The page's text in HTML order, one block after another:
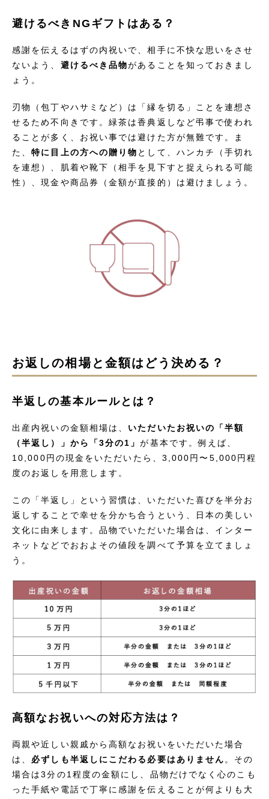
避けるべきNGギフトはある？
感謝を伝えるはずの内祝いで、相手に不快な思いをさせ
ないよう、 避けるべき品物があることを知っておきまし
ょう。
刃物（包丁やハサミなど）は「縁を切る」ことを連想さ
せるため不向きです。緑茶は香典返しなど弔事で使われ
ることが多く、お祝い事では避けた方が無難です。ま
た、特に目上の方への贈り物 として、ハンカチ（手切れ
を連想）、肌着や靴下（相手を見下すと捉えられる可能
性）、現金や商品券（金額が直接的）は避けましょう。
お返しの相場と金額はどう決める？
半返しの基本ルールとは？
出産内祝いの金額相場は、 いただいたお祝いの「半額
（半返し）」から「3分の1」が基本です。例えば、
10,000円の現金をいただいたら、3,000円〜5,000円程
度のお返しを用意します。
この「半返し」という習慣は、いただいた喜びを半分お
返しすることで幸せを分かち合うという、日本の美しい
文化に由来します。品物でいただいた場合は、インター
ネットなどでおおよその値段を調べて予算を立てましょ
う。
高額なお祝いへの対応方法は？
両親や近しい親戚から高額なお祝いをいただいた場合
は、 必ずしも半返しにこだわる必要はありません 。その
場合は3分の1程度の金額にし、品物だけでなく心のこも
った手紙や電話で丁寧に感謝を伝えることが何よりも大